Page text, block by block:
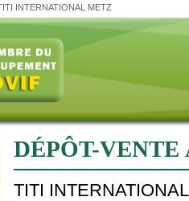
INTERNATIONAL METZ
DÉPÔT-
TITI